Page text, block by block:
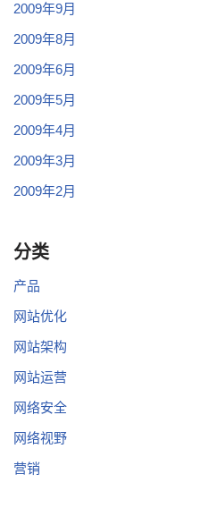
2009年9月
2009年8月
2009年6月
2009年5月
2009年4月
2009年3月
2009年2月
分类
产品
网站优化
网站架构
网站运营
网络安全
网络视野
营销